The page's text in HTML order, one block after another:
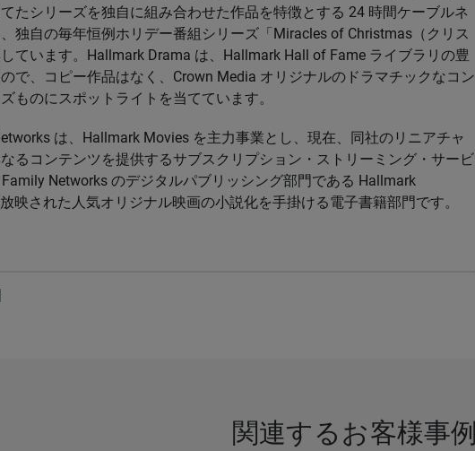
たシリーズを独自に組み合わせた作品を特徴とする 24 時間ケーブルネ
独自の毎年恒例ホリデー番組シリーズ「Miracles of Christmas（クリス
ています。Hallmark Drama は、Hallmark Hall of Fame ライブラリの豊
で、コピー作品はなく、Crown Media オリジナルのドラマチックなコン
ものにスポットライトを当てています。
は、Hallmark Movies を主力事業とし、現在、同社のリニアチャ
るコンテンツを提供するサブスクリプション・ストリーミング・サービ
Networks のデジタルパブリッシング部門である Hallmark
映された人気オリジナル映画の小説化を手掛ける電子書籍部門です。
関連するお客様事例